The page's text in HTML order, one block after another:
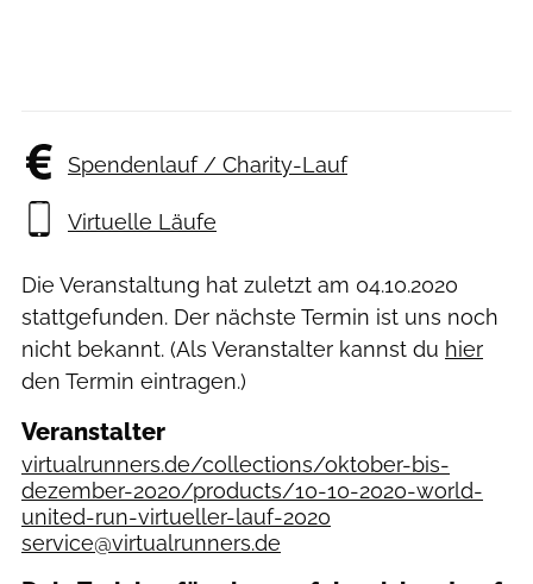
Spendenlauf / Charity-Lauf
Virtuelle Läufe
Die Veranstaltung hat zuletzt am 04.10.2020
stattgefunden. Der nächste Termin ist uns noch
nicht bekannt. (Als Veranstalter kannst du hier
den Termin eintragen.)
Veranstalter
virtualrunners.de/collections/oktober-bis-
dezember-2020/products/10-10-2020-world-
united-run-virtueller-lauf-2020
service@virtualrunners.de